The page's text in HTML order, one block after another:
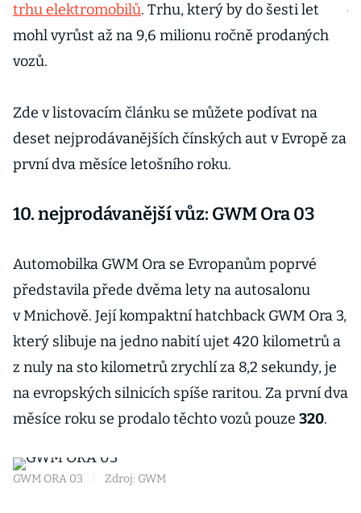
trhu elektromobilů. Trhu, který by do šesti let
mohl vyrůst až na 9,6 milionu ročně prodaných
vozů.
Zde v listovacím článku se můžete podívat na
deset nejprodávanějších čínských aut v Evropě za
první dva měsíce letošního roku.
10. nejprodávanější vůz: GWM Ora 03
Automobilka GWM Ora se Evropanům poprvé
představila přede dvěma lety na autosalonu
v Mnichově. Její kompaktní hatchback GWM Ora 3,
který slibuje na jedno nabití ujet 420 kilometrů a
z nuly na sto kilometrů zrychlí za 8,2 sekundy, je
na evropských silnicích spíše raritou. Za první dva
měsíce roku se prodalo těchto vozů pouze 320.
GWM ORA 03 Zdroj: GWM